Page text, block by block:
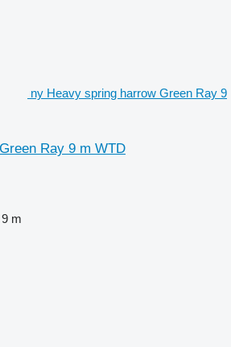
ny Heavy spring harrow Green Ray 9
Ray 9 m WTD
9 m